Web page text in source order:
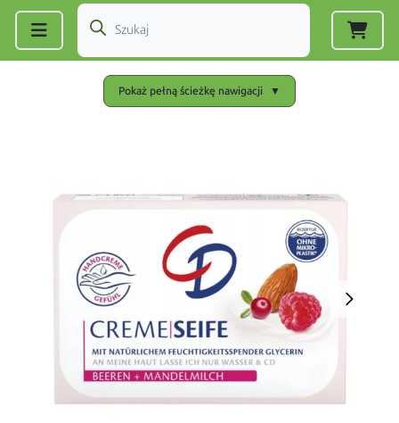
Pokaż pełną ścieżkę nawigacji ▼